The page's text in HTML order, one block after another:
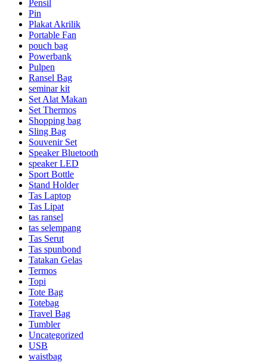
Pensil
Pin
Plakat Akrilik
Portable Fan
pouch bag
Powerbank
Pulpen
Ransel Bag
seminar kit
Set Alat Makan
Set Thermos
Shopping bag
Sling Bag
Souvenir Set
Speaker Bluetooth
speaker LED
Sport Bottle
Stand Holder
Tas Laptop
Tas Lipat
tas ransel
tas selempang
Tas Serut
Tas spunbond
Tatakan Gelas
Termos
Topi
Tote Bag
Totebag
Travel Bag
Tumbler
Uncategorized
USB
waistbag